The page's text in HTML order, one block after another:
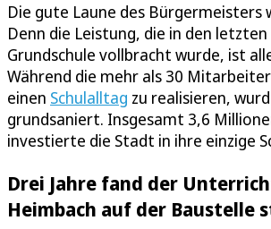
Die gute Laune des Bürgermeisters
Denn die Leistung, die in den
Grundschule vollbracht wurde, ist
Während die mehr als 30
einen Schulalltag zu realisieren,
grundsaniert. Insgesamt 3,6
investierte die Stadt in ihre einzige
Drei Jahre fand der
Heimbach auf der Baustelle